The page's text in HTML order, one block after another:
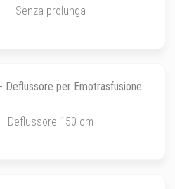
Senza prolunga
Deflussore per Emotrasfusione
Deflussore 150 cm